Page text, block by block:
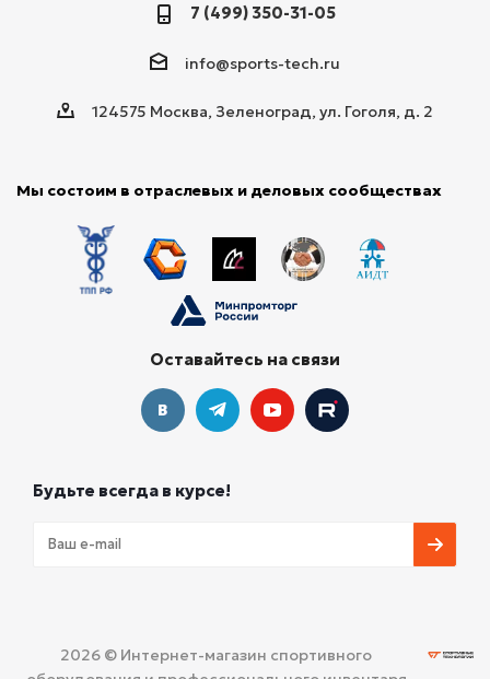
7 (499) 350-31-05
info@sports-tech.ru
124575 Москва, Зеленоград, ул. Гоголя, д. 2
Мы состоим в отраслевых и деловых сообществах
Оставайтесь на связи
Будьте всегда в курсе!
2026 © Интернет-магазин спортивного